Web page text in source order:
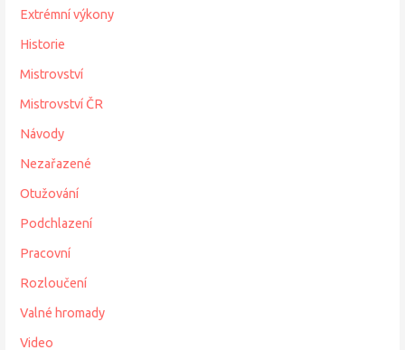
Extrémní výkony
Historie
Mistrovství
Mistrovství ČR
Návody
Nezařazené
Otužování
Podchlazení
Pracovní
Rozloučení
Valné hromady
Video